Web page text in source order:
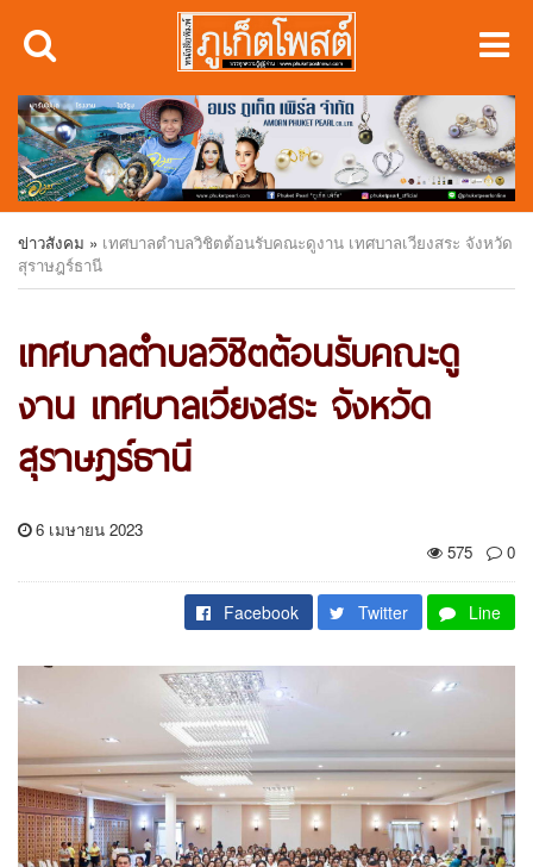
ข่าวสังคม » เทศบาลตำบลวิชิตต้อนรับคณะดูงาน เทศบาลเวียงสระ จังหวัด
สุราษฎร์ธานี
เทศบาลตำบลวิชิตต้อนรับคณะดู
งาน เทศบาลเวียงสระ จังหวัด
สุราษฎร์ธานี
6 เมษายน 2023
575
0
Facebook Twitter Line